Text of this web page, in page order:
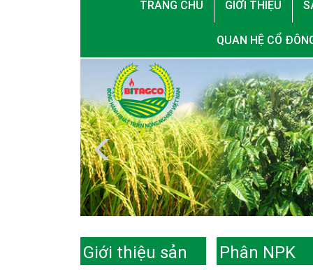
TRANG CHỦ GIỚI THIỆU
QUAN HỆ CỔ
Giới thiệu sản
Phân NPK